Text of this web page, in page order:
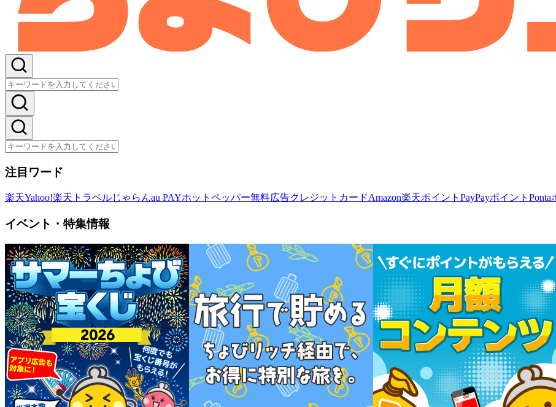
注目ワード
楽天Yahoo!楽天トラベルじゃらんau PAYホットペッパー無料広告クレジットカードAmazon楽天ポイント PayPayポイント Ponta
イベント・特集情報